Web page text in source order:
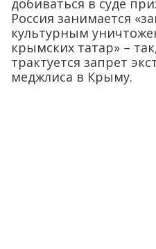
Россия занимается
культурным
крымских татар» –
трактуется запрет
меджлиса в Крыму.